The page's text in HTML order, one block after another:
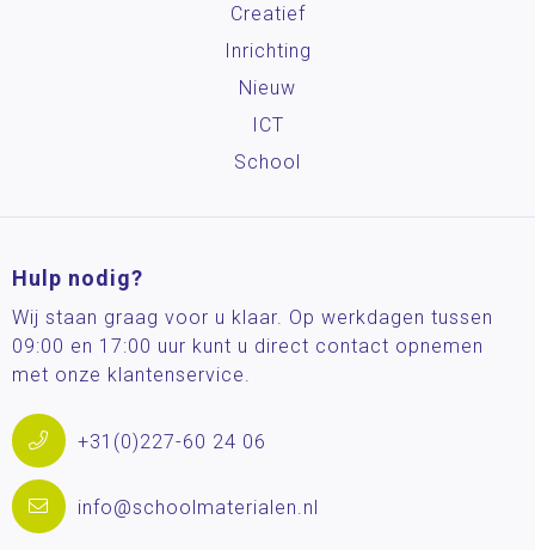
Creatief
Inrichting
Nieuw
ICT
School
Hulp nodig?
Wij staan graag voor u klaar. Op werkdagen tussen
09:00 en 17:00 uur kunt u direct contact opnemen
met onze klantenservice.
+31(0)227-60 24 06
info@schoolmaterialen.nl